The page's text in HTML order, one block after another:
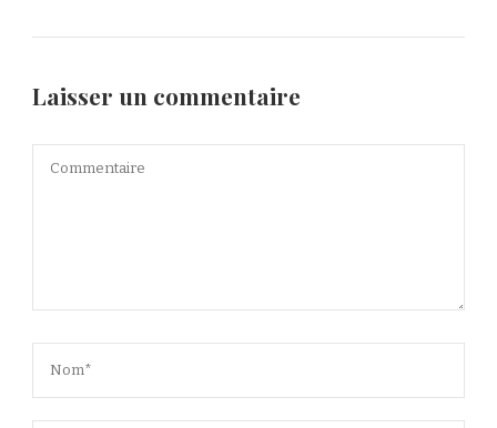
Laisser un commentaire